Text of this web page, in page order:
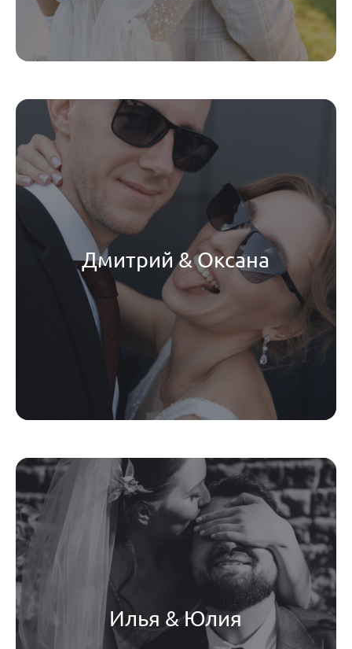
Дмитрий & Оксана
Илья & Юлия